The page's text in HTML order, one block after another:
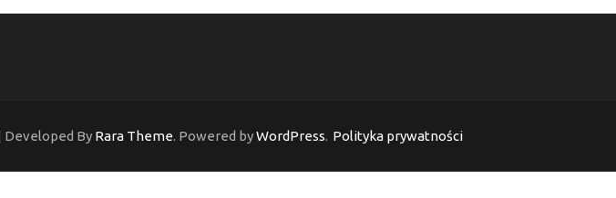
Developed By Rara Theme. Powered byWordPress. Polityka prywatności